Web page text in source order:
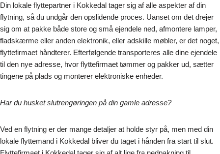
Din lokale flyttepartner i Kokkedal tager sig af alle aspekter af din
flytning, så du undgår den opslidende proces. Uanset om det drejer
sig om at pakke både store og små ejendele ned, afmontere lamper,
fladskærme eller anden elektronik, eller adskille møbler, er det noget,
flyttefirmaet håndterer. Efterfølgende transporteres alle dine ejendele
til den nye adresse, hvor flyttefirmaet tømmer og pakker ud, sætter
tingene på plads og monterer elektroniske enheder.
Har du husket slutrengøringen på din gamle adresse?
Ved en flytning er der mange detaljer at holde styr på, men med din
lokale flyttemand i Kokkedal bliver du taget i hånden fra start til slut.